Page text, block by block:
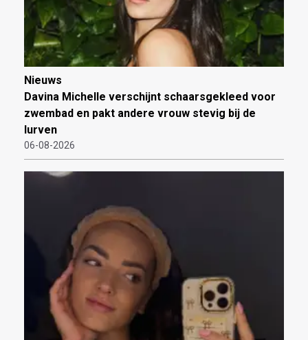
Nieuws
Davina Michelle verschijnt schaarsgekleed voor
zwembad en pakt andere vrouw stevig bij de
lurven
06-08-2026